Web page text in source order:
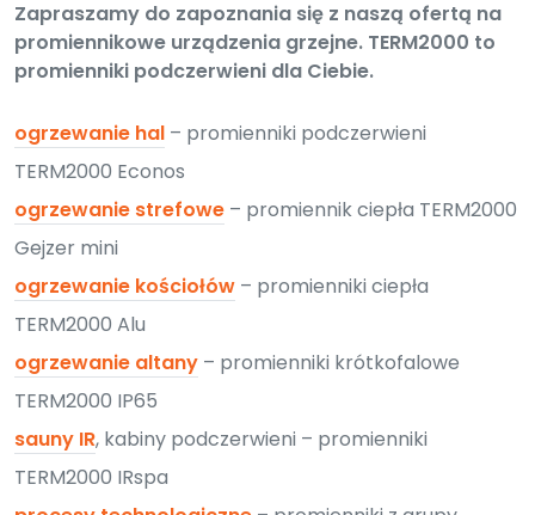
Zapraszamy do zapoznania się z naszą ofertą na
promiennikowe urządzenia grzejne. TERM2000 to
promienniki podczerwieni dla Ciebie.
ogrzewanie hal – promienniki podczerwieni
TERM2000 Econos
ogrzewanie strefowe – promiennik ciepła TERM2000
Gejzer mini
ogrzewanie kościołów – promienniki ciepła
TERM2000 Alu
ogrzewanie altany – promienniki krótkofalowe
TERM2000 IP65
sauny IR, kabiny podczerwieni – promienniki
TERM2000 IRspa